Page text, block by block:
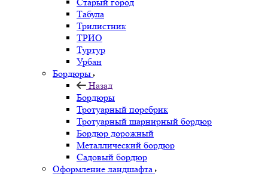
Табула
Трилистник
ТРИО
Туртур
Урбан
Бордюры
Назад
Бордюры
Тротуарный поребрик
Тротуарный шарнирный бордюр
Бордюр дорожный
Металлический бордюр
Садовый бордюр
Оформление ландшафта